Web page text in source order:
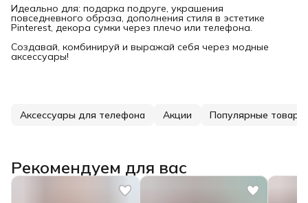
Идеально для: подарка подруге, украшения
повседневного образа, дополнения стиля в эстетике
Pinterest, декора сумки через плечо или телефона.
Создавай, комбинируй и выражай себя через модные
аксессуары!
Аксессуары для телефона Акции Популярные товары
Рекомендуем для вас